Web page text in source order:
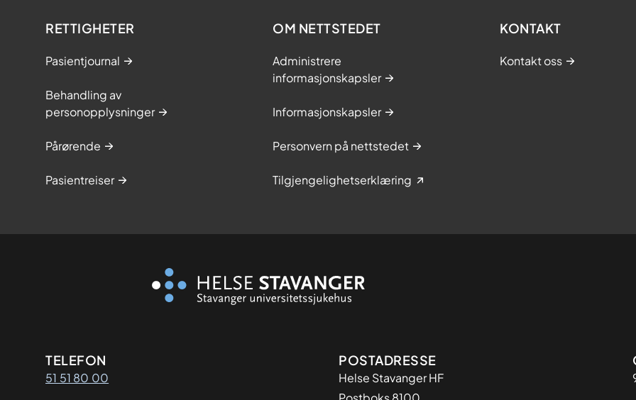
RETTIGHETER
Pasientjournal
Behandling av
personopplysninger
Pårørende
Pasientreiser
OM NETTSTEDET
Administrere
informasjonskapsler
Informasjonskapsler
Personvern på nettstedet
Tilgjengelighetserklæring
KONTAKT
Kontakt oss
Kontaktinformasjon
TELEFON
51 51 80 00 Adresse
POSTADRESSE
Helse Stavanger HF